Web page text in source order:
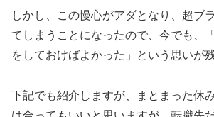
しかし、この慢心がアダとなり、超ブ
てしまうことになったので、今でも、
をしておけばよかった」という思いが
下記でも紹介しますが、まとまった休